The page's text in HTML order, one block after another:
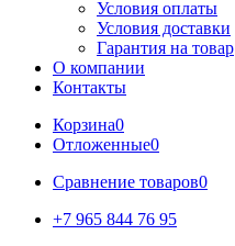
Условия оплаты
Условия доставки
Гарантия на товар
О компании
Контакты
Корзина0
Отложенные0
Сравнение товаров0
+7 965 844 76 95